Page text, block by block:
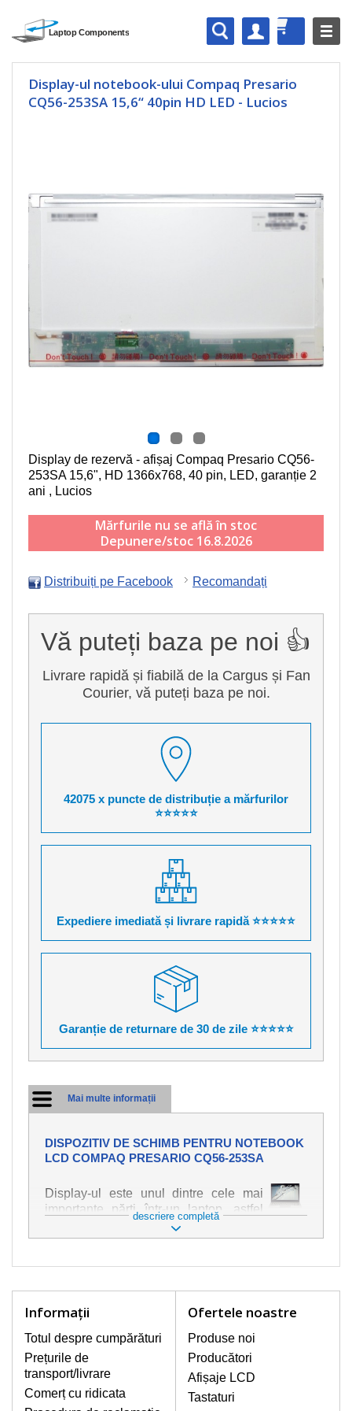
Display-ul notebook-ului Compaq Presario
CQ56-253SA 15,6“ 40pin HD LED - Lucios
Display de rezervă - afișaj Compaq Presario CQ56-
253SA 15,6", HD 1366x768, 40 pin, LED, garanție 2
ani , Lucios
Mărfurile nu se află în stoc
Depunere/stoc 16.8.2026
Distribuiți pe Facebook Recomandați
Vă puteți baza pe noi 👍
Livrare rapidă și fiabilă de la Cargus și Fan
Courier, vă puteți baza pe noi.
42075 x puncte de distribuție a mărfurilor
⭐⭐⭐⭐⭐
Expediere imediată și livrare rapidă ⭐⭐⭐⭐⭐
Garanție de returnare de 30 de zile ⭐⭐⭐⭐⭐
Mai multe informații
DISPOZITIV DE SCHIMB PENTRU NOTEBOOK
LCD COMPAQ PRESARIO CQ56-253SA
Display-ul este unul dintre cele mai
importante părți într-un laptop, astfel
încât ne străduim să oferim piese de
schimb de cea mai bună calitate.
ul cu cea mai mare atenție. Cele mai
natură mecanică, cum ar fi afișajul rupt
sau crăpat. În plus, dungile verticale,
afișajul neiluminat, luminozitatea
intermitentă sau neuniformă
descriere completă
Informaţii
Totul despre cumpărături
Prețurile de
transport/livrare
Comerț cu ridicata
Ofertele noastre
Produse noi
Producători
Afișaje LCD
Tastaturi